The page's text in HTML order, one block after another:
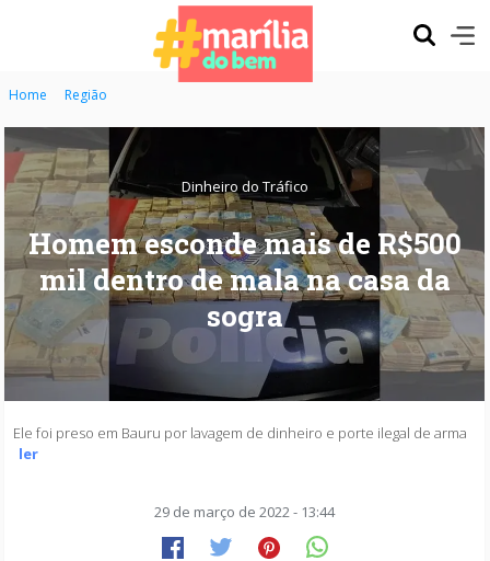
Home Região
Dinheiro do Tráfico
Homem esconde mais de R$500
mil dentro de mala na casa da
sogra
Ele foi preso em Bauru por lavagem de dinheiro e porte ilegal de arma
ler
29 de março de 2022 - 13:44